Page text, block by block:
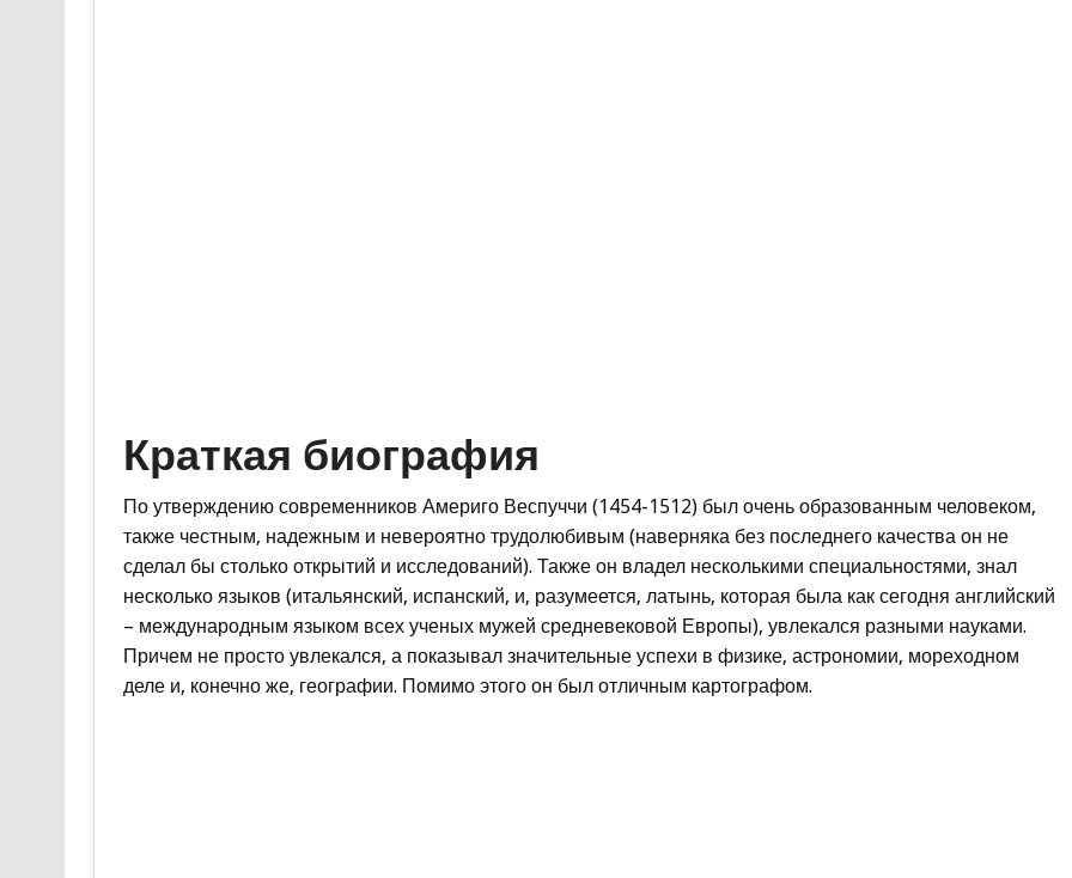
Краткая биография
По утверждению современников Америго Веспуччи (1454-1512) был очень образованным человеком,
также честным, надежным и невероятно трудолюбивым (наверняка без последнего качества он не
сделал бы столько открытий и исследований). Также он владел несколькими специальностями, знал
несколько языков (итальянский, испанский, и, разумеется, латынь, которая была как сегодня английский
– международным языком всех ученых мужей средневековой Европы), увлекался разными науками.
Причем не просто увлекался, а показывал значительные успехи в физике, астрономии, мореходном
деле и, конечно же, географии. Помимо этого он был отличным картографом.